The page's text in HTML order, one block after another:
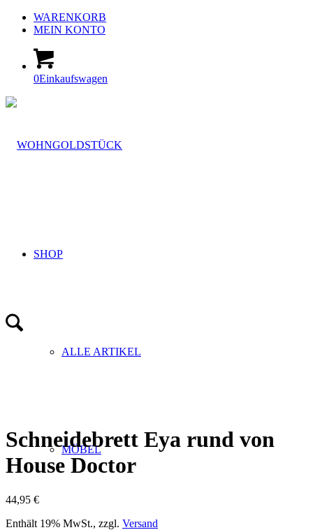
WARENKORB
MEIN KONTO
0Einkaufswagen
SHOP
ALLE ARTIKEL
MÖBEL
Schneidebrett Eya rund von
House Doctor
44,95 €
Enthält 19% MwSt., zzgl. Versand